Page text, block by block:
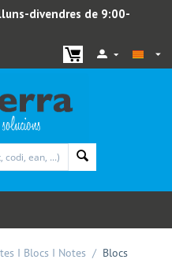
divendres de 9:00-
I Blocs I Notes / Blocs